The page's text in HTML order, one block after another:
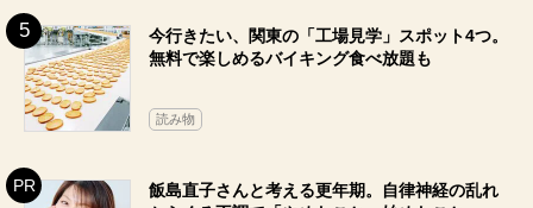
今行きたい、関東の「工場見学」スポット4つ。
無料で楽しめるバイキング食べ放題も
読み物
飯島直子さんと考える更年期。自律神経の乱れ